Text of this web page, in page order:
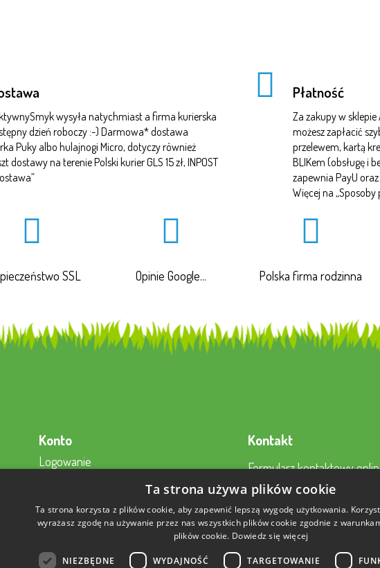
wysyła natychmiast a firma kurierska
dzień roboczy :-) Darmowa* dostawa
Puky albo hulajnogi Micro, dotyczy również
dostawy na terenie Polski kurier GLS 15 zł, INPOST
”
Płatność
Za zakupy w
możesz zapłacić
przelewem, kartą
BLIKem (obsługę i
zapewnia PayU
Więcej na „Sposoby
SSL Opinie Google... Polska firma rodzinna
Konto
Logowanie
Moje konto
Kontakt z nami
Kontakt
Formularz kontaktowy
22 230 2343
sklep@aktywnysmyk.pl
Ta strona używa plików cookie
Ta strona korzysta z plików cookie, aby zapewnić lepszą wygodę użytkowania.
wyrażasz zgodę na używanie przez nas wszystkich plików cookie zgodnie z
plików cookie. Dowiedz się więcej
NIEZBĘDNE WYDAJNOŚĆ TARGETOWANIE